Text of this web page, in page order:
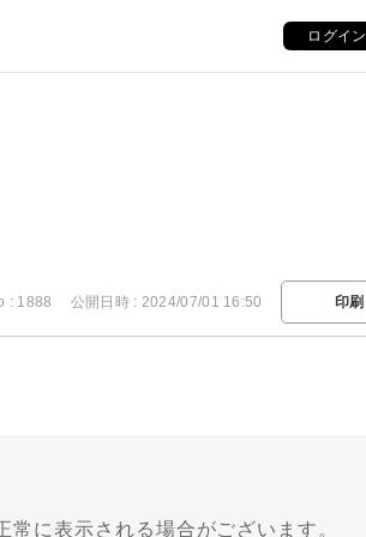
ログイン
: 1888 公開日時 : 2024/07/01 16:50 印刷
に表示される場合がございます。